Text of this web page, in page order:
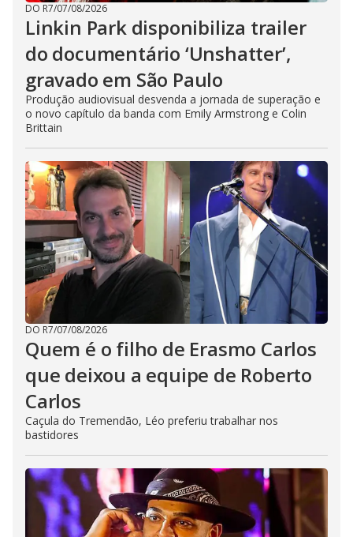
DO R7/07/08/2026
Linkin Park disponibiliza trailer
do documentário ‘Unshatter’,
gravado em São Paulo
Produção audiovisual desvenda a jornada de superação e
o novo capítulo da banda com Emily Armstrong e Colin
Brittain
DO R7/07/08/2026
Quem é o filho de Erasmo Carlos
que deixou a equipe de Roberto
Carlos
Caçula do Tremendão, Léo preferiu trabalhar nos
bastidores